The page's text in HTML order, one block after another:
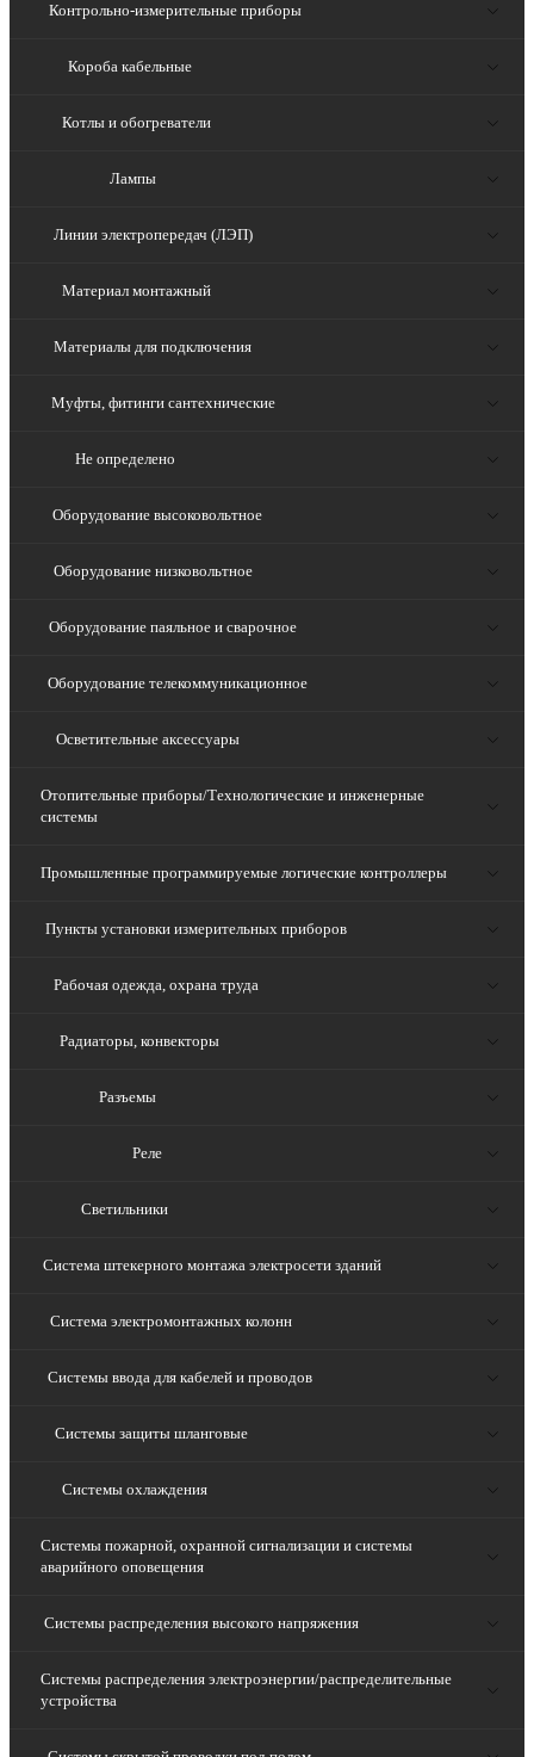
Контрольно-измерительные приборы
Короба кабельные
Котлы и обогреватели
Лампы
Линии электропередач (ЛЭП)
Материал монтажный
Материалы для подключения
Муфты, фитинги сантехнические
Не определено
Оборудование высоковольтное
Оборудование низковольтное
Оборудование паяльное и сварочное
Оборудование телекоммуникационное
Осветительные аксессуары
Отопительные приборы/Технологические и инженерные
системы
Промышленные программируемые логические контроллеры
Пункты установки измерительных приборов
Рабочая одежда, охрана труда
Радиаторы, конвекторы
Разъемы
Реле
Светильники
Система штекерного монтажа электросети зданий
Система электромонтажных колонн
Системы ввода для кабелей и проводов
Системы защиты шланговые
Системы охлаждения
Системы пожарной, охранной сигнализации и системы
аварийного оповещения
Системы распределения высокого напряжения
Системы распределения электроэнергии/распределительные
устройства